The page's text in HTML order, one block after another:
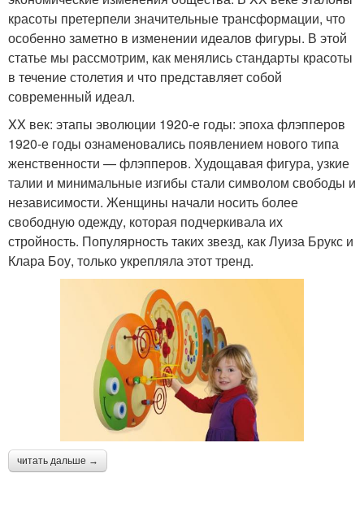
красоты претерпели значительные трансформации, что
особенно заметно в изменении идеалов фигуры. В этой
статье мы рассмотрим, как менялись стандарты красоты
в течение столетия и что представляет собой
современный идеал.
XX век: этапы эволюции 1920-е годы: эпоха флэпперов
1920-е годы ознаменовались появлением нового типа
женственности — флэпперов. Худощавая фигура, узкие
талии и минимальные изгибы стали символом свободы и
независимости. Женщины начали носить более
свободную одежду, которая подчеркивала их
стройность. Популярность таких звезд, как Луиза Брукс и
Клара Боу, только укрепляла этот тренд.
читать дальше →